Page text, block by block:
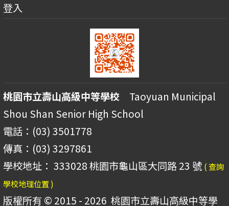
登入
桃園市立壽山高級中等學校 Taoyuan Municipal
Shou Shan Senior High School
電話：(03) 3501778
傳真：(03) 3297861
學校地址： 333028 桃園市龜山區大同路 23 號 ( 查詢
學校地理位置 )
版權所有 © 2015 - 2026 桃園市立壽山高級中等學